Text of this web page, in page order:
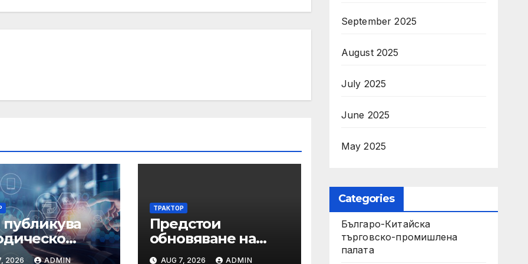
във
2026 ADMIN
ТРАКТОР
Предстои
обновяване на
СЕУ: Системата ще
AUG 7, 2026 ADMIN
September 2025
August 2025
July 2025
June 2025
May 2025
Categories
Българо-Китайска
търговско-промишлена
палата